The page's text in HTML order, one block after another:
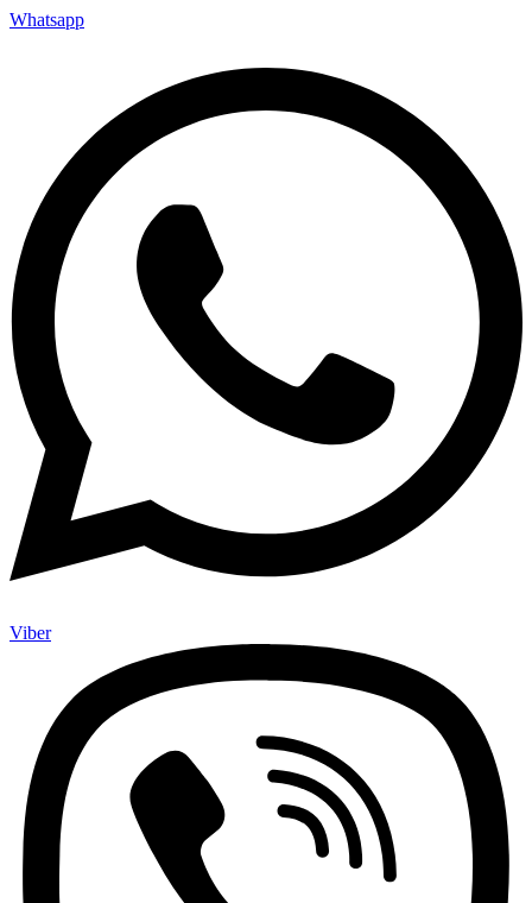
Whatsapp
Viber